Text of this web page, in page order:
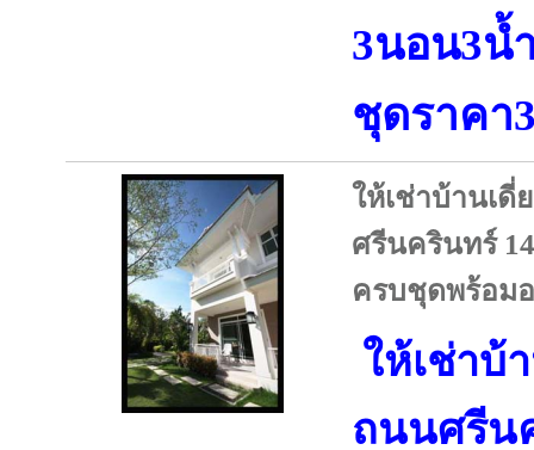
3นอน3น้
ชุดราคา
ให้เช่าบ้านเ
ศรีนครินทร์
ครบชุดพร้อม
ให้เช่าบ้
ถนนศรีน